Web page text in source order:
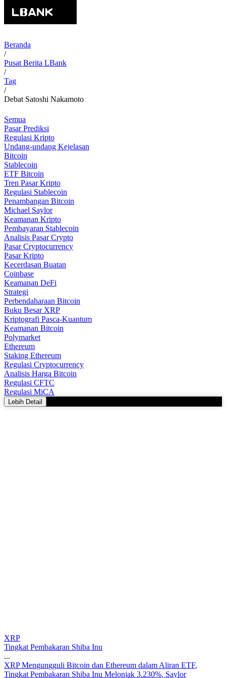
Beranda
/
Pusat Berita LBank
/
Tag
/
Debat Satoshi Nakamoto
Semua
Pasar Prediksi
Regulasi Kripto
Undang-undang Kejelasan
Bitcoin
Stablecoin
ETF Bitcoin
Tren Pasar Kripto
Regulasi Stablecoin
Penambangan Bitcoin
Michael Saylor
Keamanan Kripto
Pembayaran Stablecoin
Analisis Pasar Crypto
Pasar Cryptocurrency
Pasar Kripto
Kecerdasan Buatan
Coinbase
Keamanan DeFi
Strategi
Perbendaharaan Bitcoin
Buku Besar XRP
Kriptografi Pasca-Kuantum
Keamanan Bitcoin
Polymarket
Ethereum
Staking Ethereum
Regulasi Cryptocurrency
Analisis Harga Bitcoin
Regulasi CFTC
Regulasi MiCA
Lebih Detail
XRP
Tingkat Pembakaran Shiba Inu
...
XRP Mengungguli Bitcoin dan Ethereum dalam Aliran ETF,
Tingkat Pembakaran Shiba Inu Melonjak 3.230%, Saylor